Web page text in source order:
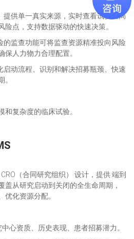
提供单一真实来源，实时查看试验全局
点，支持数据驱动的快速决策。
的监查功能可将监查资源精准投向风险
人力物力合理配置。
启动流程、识别和解决招募瓶颈、快速
。
和复杂度的临床试验。
（合同研究组织） 设计，提供 端到
盖从研究启动到关闭的全生命周期，
优化资源分配。
心资质、历史表现、患者招募潜力。